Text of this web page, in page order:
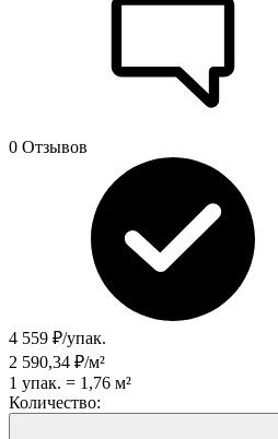
0 Отзывов
4 559 ₽/упак.
2 590,34 ₽/м²
1 упак. = 1,76 м²
Количество: